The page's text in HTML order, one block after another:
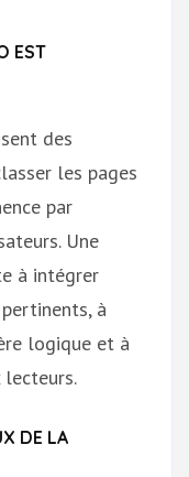
EST
des
les pages
par
Une
à intégrer
à
logique et à
DE LA